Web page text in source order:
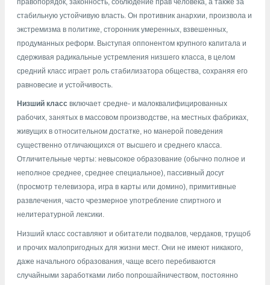
правопорядок, законность, соблюдение прав человека, а также за
стабильную устойчивую власть. Он противник анархии, произвола и
экстремизма в политике, сторонник умеренных, взвешенных,
продуманных реформ. Выступая оппонентом крупного капитала и
сдерживая радикальные устремления низшего класса, в целом
средний класс играет роль стабилизатора общества, сохраняя его
равновесие и устойчивость.
Низший класс включает средне- и малоквалифицированных
рабочих, занятых в массовом производстве, на местных фабриках,
живущих в относительном достатке, но манерой поведения
существенно отличающихся от высшего и среднего класса.
Отличительные черты: невысокое образование (обычно полное и
неполное среднее, среднее специальное), пассивный досуг
(просмотр телевизора, игра в карты или домино), примитивные
развлечения, часто чрезмерное употребление спиртного и
нелитературной лексики.
Низший класс составляют и обитатели подвалов, чердаков, трущоб
и прочих малопригодных для жизни мест. Они не имеют никакого,
даже начального образования, чаще всего перебиваются
случайными заработками либо попрошайничеством, постоянно